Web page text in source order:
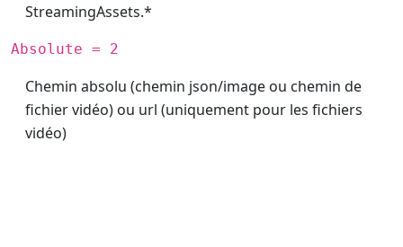
StreamingAssets.*
Absolute = 2
Chemin absolu (chemin json/image ou chemin de
fichier vidéo) ou url (uniquement pour les fichiers
vidéo)